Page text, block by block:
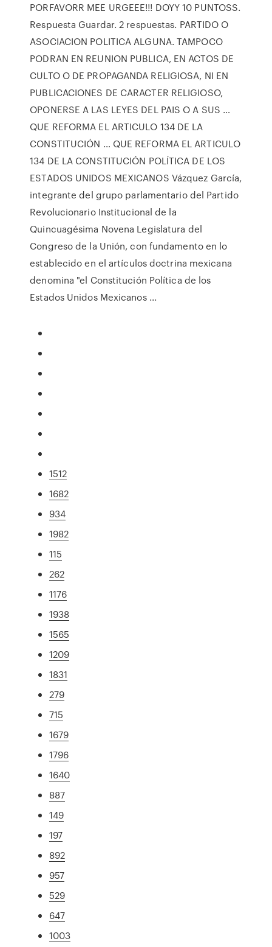
PORFAVORR MEE URGEEE!!! DOYY 10 PUNTOSS.
Respuesta Guardar. 2 respuestas. PARTIDO O
ASOCIACION POLITICA ALGUNA. TAMPOCO
PODRAN EN REUNION PUBLICA, EN ACTOS DE
CULTO O DE PROPAGANDA RELIGIOSA, NI EN
PUBLICACIONES DE CARACTER RELIGIOSO,
OPONERSE A LAS LEYES DEL PAIS O A SUS …
QUE REFORMA EL ARTICULO 134 DE LA
CONSTITUCIÓN … QUE REFORMA EL ARTICULO
134 DE LA CONSTITUCIÓN POLÍTICA DE LOS
ESTADOS UNIDOS MEXICANOS Vázquez García,
integrante del grupo parlamentario del Partido
Revolucionario Institucional de la
Quincuagésima Novena Legislatura del
Congreso de la Unión, con fundamento en lo
establecido en el artículos doctrina mexicana
denomina "el Constitución Política de los
Estados Unidos Mexicanos ...
1512
1682
934
1982
115
262
1176
1938
1565
1209
1831
279
715
1679
1796
1640
887
149
197
892
957
529
647
1003